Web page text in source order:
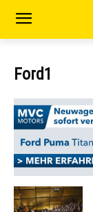
Ford1